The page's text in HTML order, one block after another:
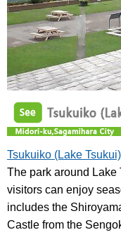
Tsukuiko (Lake
The park around Lake
visitors can enjoy
includes the
Castle from the